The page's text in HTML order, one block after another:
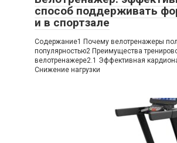
способ поддерживать
и в спортзале
Содержание1 Почему велотренажеры
популярностью2 Преимущества
велотренажере2.1 Эффективная
Снижение нагрузки